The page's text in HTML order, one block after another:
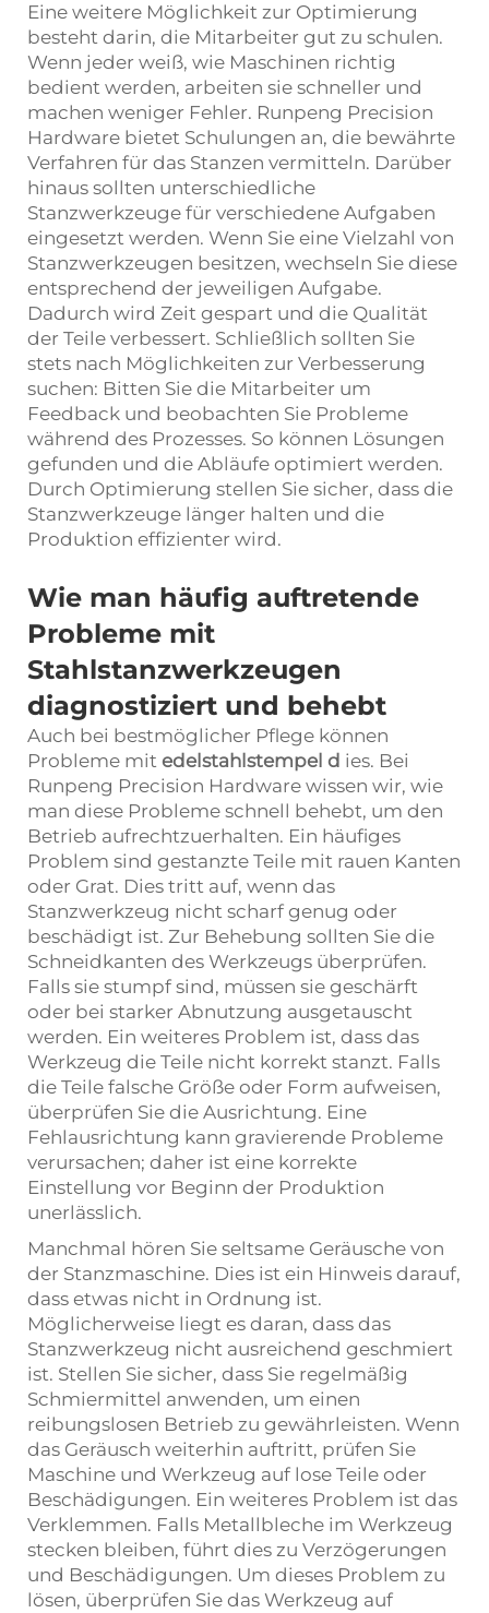
Eine weitere Möglichkeit zur Optimierung
besteht darin, die Mitarbeiter gut zu schulen.
Wenn jeder weiß, wie Maschinen richtig
bedient werden, arbeiten sie schneller und
machen weniger Fehler. Runpeng Precision
Hardware bietet Schulungen an, die bewährte
Verfahren für das Stanzen vermitteln. Darüber
hinaus sollten unterschiedliche
Stanzwerkzeuge für verschiedene Aufgaben
eingesetzt werden. Wenn Sie eine Vielzahl von
Stanzwerkzeugen besitzen, wechseln Sie diese
entsprechend der jeweiligen Aufgabe.
Dadurch wird Zeit gespart und die Qualität
der Teile verbessert. Schließlich sollten Sie
stets nach Möglichkeiten zur Verbesserung
suchen: Bitten Sie die Mitarbeiter um
Feedback und beobachten Sie Probleme
während des Prozesses. So können Lösungen
gefunden und die Abläufe optimiert werden.
Durch Optimierung stellen Sie sicher, dass die
Stanzwerkzeuge länger halten und die
Produktion effizienter wird.
Wie man häufig auftretende
Probleme mit
Stahlstanzwerkzeugen
diagnostiziert und behebt
Auch bei bestmöglicher Pflege können
Probleme mit edelstahlstempel d ies. Bei
Runpeng Precision Hardware wissen wir, wie
man diese Probleme schnell behebt, um den
Betrieb aufrechtzuerhalten. Ein häufiges
Problem sind gestanzte Teile mit rauen Kanten
oder Grat. Dies tritt auf, wenn das
Stanzwerkzeug nicht scharf genug oder
beschädigt ist. Zur Behebung sollten Sie die
Schneidkanten des Werkzeugs überprüfen.
Falls sie stumpf sind, müssen sie geschärft
oder bei starker Abnutzung ausgetauscht
werden. Ein weiteres Problem ist, dass das
Werkzeug die Teile nicht korrekt stanzt. Falls
die Teile falsche Größe oder Form aufweisen,
überprüfen Sie die Ausrichtung. Eine
Fehlausrichtung kann gravierende Probleme
verursachen; daher ist eine korrekte
Einstellung vor Beginn der Produktion
unerlässlich.
Manchmal hören Sie seltsame Geräusche von
der Stanzmaschine. Dies ist ein Hinweis darauf,
dass etwas nicht in Ordnung ist.
Möglicherweise liegt es daran, dass das
Stanzwerkzeug nicht ausreichend geschmiert
ist. Stellen Sie sicher, dass Sie regelmäßig
Schmiermittel anwenden, um einen
reibungslosen Betrieb zu gewährleisten. Wenn
das Geräusch weiterhin auftritt, prüfen Sie
Maschine und Werkzeug auf lose Teile oder
Beschädigungen. Ein weiteres Problem ist das
Verklemmen. Falls Metallbleche im Werkzeug
stecken bleiben, führt dies zu Verzögerungen
und Beschädigungen. Um dieses Problem zu
lösen, überprüfen Sie das Werkzeug auf